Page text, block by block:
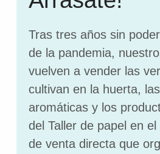
Tras tres años sin
de la pandemia,
vuelven a vender las
cultivan en la huerta,
aromáticas y los
del Taller de papel en el
de venta directa que